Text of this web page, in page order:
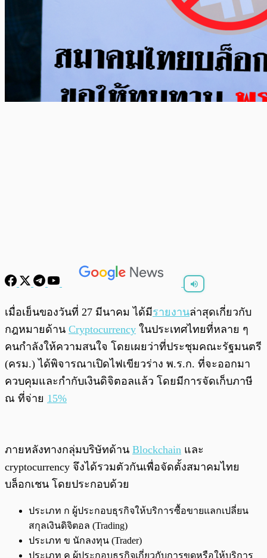
พร้อมเล่น /
เมื่อเย็นของวันที่ 27 มีนาคม ได้มีรายงานล่าสุดเกี่ยวกับ
กฎหมายด้าน Cryptocurrency ในประเทศไทยที่หลาย ๆ
คนกำลังให้ความสนใจ โดยเผยว่าที่ประชุมคณะรัฐมนตรี
(ครม.) ได้พิจารณาเปิดไฟเขียวร่าง พ.ร.ก. ที่จะออกมา
ควบคุมและกำกับเงินดิจิตอลแล้ว โดยมีการจัดเก็บภาษี
ณ ที่จ่าย 15%
ภายหลังทางกลุ่มบริษัทด้าน Blockchain และ
cryptocurrency จึงได้รวมตัวกันเพื่อจัดตั้งสมาคมไทย
บล็อกเชน โดยประกอบด้วย
ประเภท ก ผู้ประกอบธุรกิจให้บริการซื้อขายแลกเปลี่ยน
สกุลเงินดิจิตอล (Trading)
ประเภท ข นักลงทุน (Trader)
ประเภท ค ผู้ประกอบธุรกิจเกี่ยวกับการขุดหรือให้บริการ